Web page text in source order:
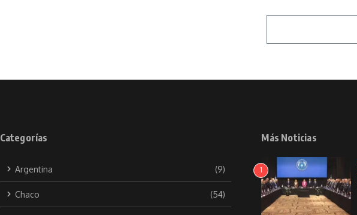
Categorías
Argentina (9)
Chaco (54)
Más Noticias
1